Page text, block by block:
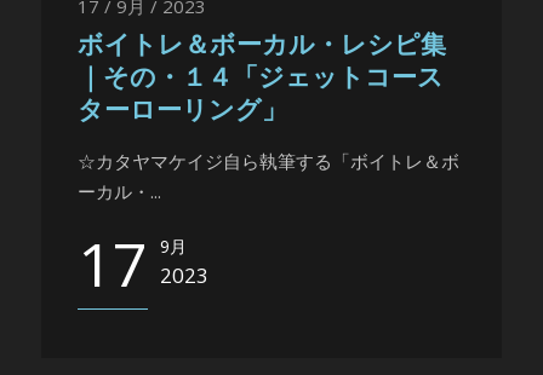
17 / 9月 / 2023
ボイトレ＆ボーカル・レシピ集
｜その・１４「ジェットコース
ターローリング」
☆カタヤマケイジ自ら執筆する「ボイトレ＆ボ
ーカル・...
17 9月
2023